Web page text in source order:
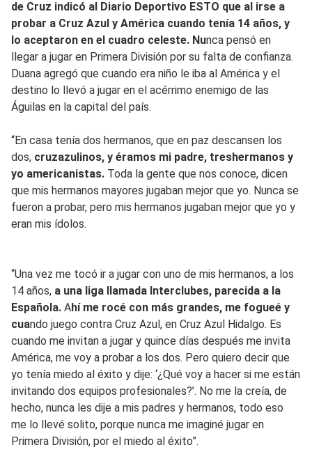
de Cruz indicó al Diario Deportivo ESTO que al irse a
probar a Cruz Azul y América cuando tenía 14 años, y
lo aceptaron en el cuadro celeste. Nunca pensó en
llegar a jugar en Primera División por su falta de confianza.
Duana agregó que cuando era niño le iba al América y el
destino lo llevó a jugar en el acérrimo enemigo de las
Águilas en la capital del país.
“En casa tenía dos hermanos, que en paz descansen los
dos, cruzazulinos, y éramos mi padre, treshermanos y
yo americanistas. Toda la gente que nos conoce, dicen
que mis hermanos mayores jugaban mejor que yo. Nunca se
fueron a probar, pero mis hermanos jugaban mejor que yo y
eran mis ídolos.
“Una vez me tocó ir a jugar con uno de mis hermanos, a los
14 años, a una liga llamada Interclubes, parecida a la
Española. Ahí me rocé con más grandes, me fogueé y
cuando juego contra Cruz Azul, en Cruz Azul Hidalgo. Es
cuando me invitan a jugar y quince días después me invita
América, me voy a probar a los dos. Pero quiero decir que
yo tenía miedo al éxito y dije: ‘¿Qué voy a hacer si me están
invitando dos equipos profesionales?’. No me la creía, de
hecho, nunca les dije a mis padres y hermanos, todo eso
me lo llevé solito, porque nunca me imaginé jugar en
Primera División, por el miedo al éxito”.